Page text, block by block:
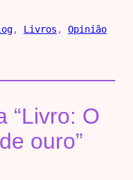
, Livros , Opinião
“Livro: O
ouro”